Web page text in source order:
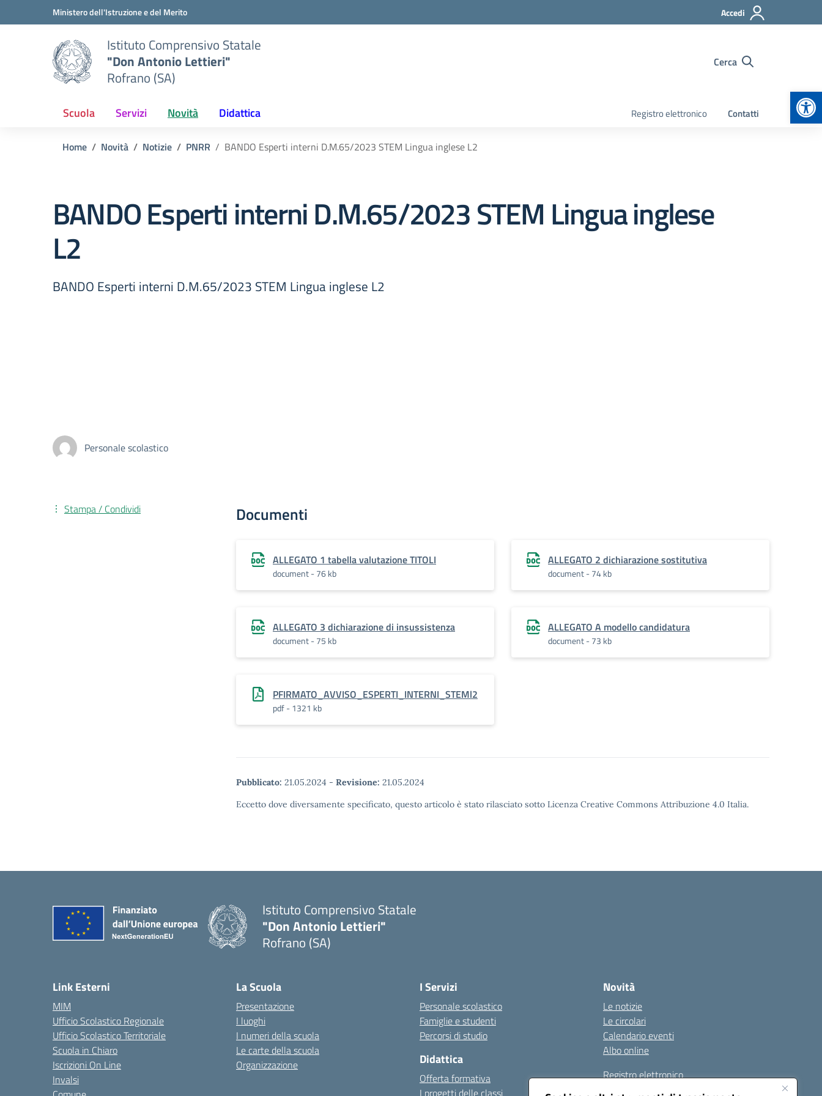
Vai ai contenuti
Vai al menu di navigazioneMinistero dell'Istruzione e del Merito Accedi
Istituto Comprensivo Statale
"Don Antonio Lettieri"
Rofrano (SA)
Cerca
Scuola Servizi Novità Didattica Registro elettronico Contatti
Home Novità Notizie PNRR BANDO Esperti interni D.M.65/2023 STEM Lingua inglese L2
BANDO Esperti interni D.M.65/2023 STEM Lingua inglese
L2
BANDO Esperti interni D.M.65/2023 STEM Lingua inglese L2
Personale scolastico
Documenti
ALLEGATO 1 tabella valutazione TITOLI
document - 76 kb
ALLEGATO 2 dichiarazione sostitutiva
document - 74 kb
ALLEGATO 3 dichiarazione di insussistenza
document - 75 kb
ALLEGATO A modello candidatura
document - 73 kb
PFIRMATO_AVVISO_ESPERTI_INTERNI_STEMl2
pdf - 1321 kb
Pubblicato: 21.05.2024 - Revisione: 21.05.2024
Eccetto dove diversamente specificato, questo articolo è stato rilasciato sotto Licenza Creative Commons Attribuzione 4.0 Italia.
Stampa / Condividi
Istituto Comprensivo Statale
"Don Antonio Lettieri"
Rofrano (SA)
Link Esterni
MIM
Ufficio Scolastico Regionale
Ufficio Scolastico Territoriale
Scuola in Chiaro
Iscrizioni On Line
Invalsi
La Scuola
Presentazione
I luoghi
I numeri della scuola
Le carte della scuola
Organizzazione
I Servizi
Personale scolastico
Famiglie e studenti
Percorsi di studio
Didattica
Offerta formativa
I progetti delle classi
Novità
Le notizie
Le circolari
Calendario eventi
Albo online
Registro elettronico